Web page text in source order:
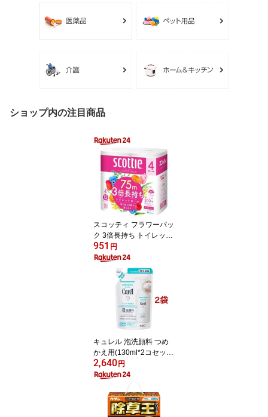
ショップ内の注目商品
スコッティ フラワーパッ
ク 3倍長持ち トイレット
ペーパー ダブル(75m×4
ロール)【3brnd-11】【D
reg063】【x9q】【2sh2
4】【スコッティ(SCOTT
IE)】[トイレットペーパ
951 円
キュレル 泡洗顔料 つめ
かえ用(130ml*2コセッ
ト)【キュレル】
2,640 円